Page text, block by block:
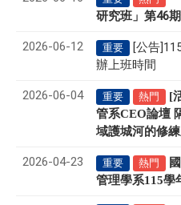
研究班」第46
2026-06-12 重要
[公告
辦上班時間
2026-06-04 重要 熱門
[
管系CEO論壇
域護城河的修
2026-04-23 重要 熱門
管理學系115學